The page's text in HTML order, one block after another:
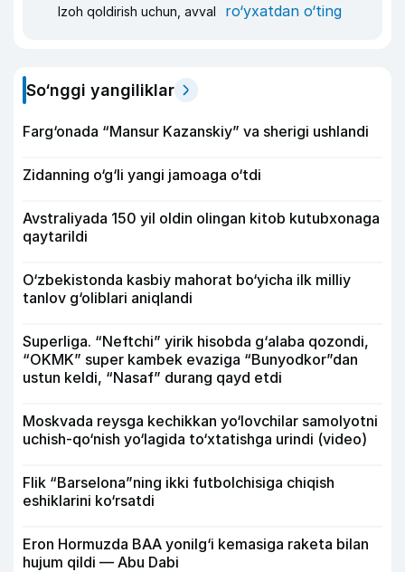
Izoh qoldirish uchun, avval ro‘yxatdan o‘ting
So‘nggi yangiliklar
Farg‘onada “Mansur Kazanskiy” va sherigi ushlandi
Zidanning o‘g‘li yangi jamoaga o‘tdi
Avstraliyada 150 yil oldin olingan kitob kutubxonaga
qaytarildi
O‘zbekistonda kasbiy mahorat bo‘yicha ilk milliy
tanlov g‘oliblari aniqlandi
Superliga. “Neftchi” yirik hisobda g‘alaba qozondi,
“OKMK” super kambek evaziga “Bunyodkor”dan
ustun keldi, “Nasaf” durang qayd etdi
Moskvada reysga kechikkan yo‘lovchilar samolyotni
uchish-qo‘nish yo‘lagida to‘xtatishga urindi (video)
Flik “Barselona”ning ikki futbolchisiga chiqish
eshiklarini ko‘rsatdi
Eron Hormuzda BAA yonilg‘i kemasiga raketa bilan
hujum qildi — Abu Dabi